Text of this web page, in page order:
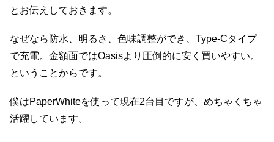
とお伝えしておきます。
なぜなら防水、明るさ、色味調整ができ、Type-Cタイプ
で充電。金額面ではOasisより圧倒的に安く買いやすい。
ということからです。
僕はPaperWhiteを使って現在2台目ですが、めちゃくちゃ
活躍しています。